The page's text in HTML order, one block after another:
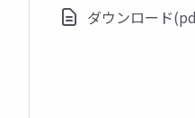
ダウンロード